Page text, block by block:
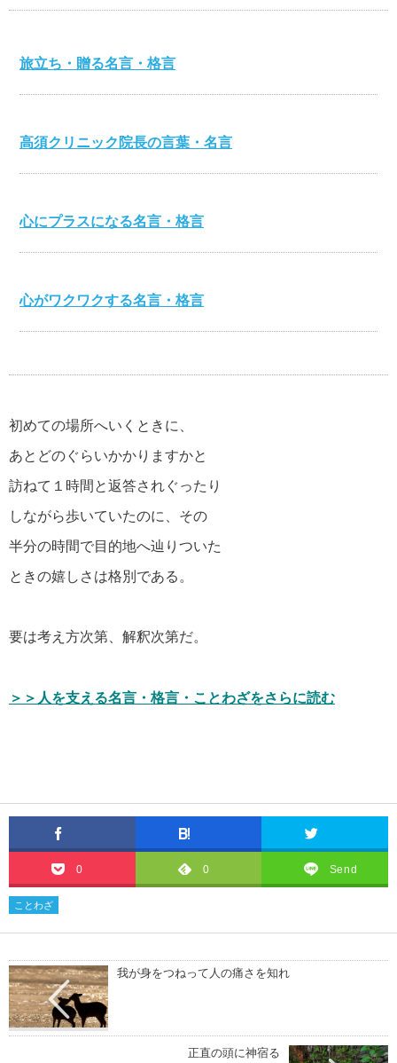
旅立ち・贈る名言・格言
高須クリニック院長の言葉・名言
心にプラスになる名言・格言
心がワクワクする名言・格言
伊集院静の名言・格言
自分が強くなる名言・格言
マザーテレサの名言・格言
自殺についての名言・格言
初めての場所へいくときに、
あとどのぐらいかかりますかと
訪ねて１時間と返答されぐったり
しながら歩いていたのに、その
半分の時間で目的地へ辿りついた
ときの嬉しさは格別である。
要は考え方次第、解釈次第だ。
＞＞人を支える名言・格言・ことわざをさらに読む
0 0 Send
ことわざ
我が身をつねって人の痛さを知れ
正直の頭に神宿る